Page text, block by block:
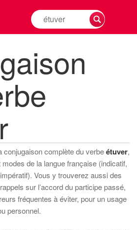
Rechercher
la
d'un
verbe
conjugaison complète du verbeétuver,
de la langue française (indicatif,
Vous y trouverez aussi des
sur l’accord du participe passé,
fréquentes à éviter, pour un usage
personnel.